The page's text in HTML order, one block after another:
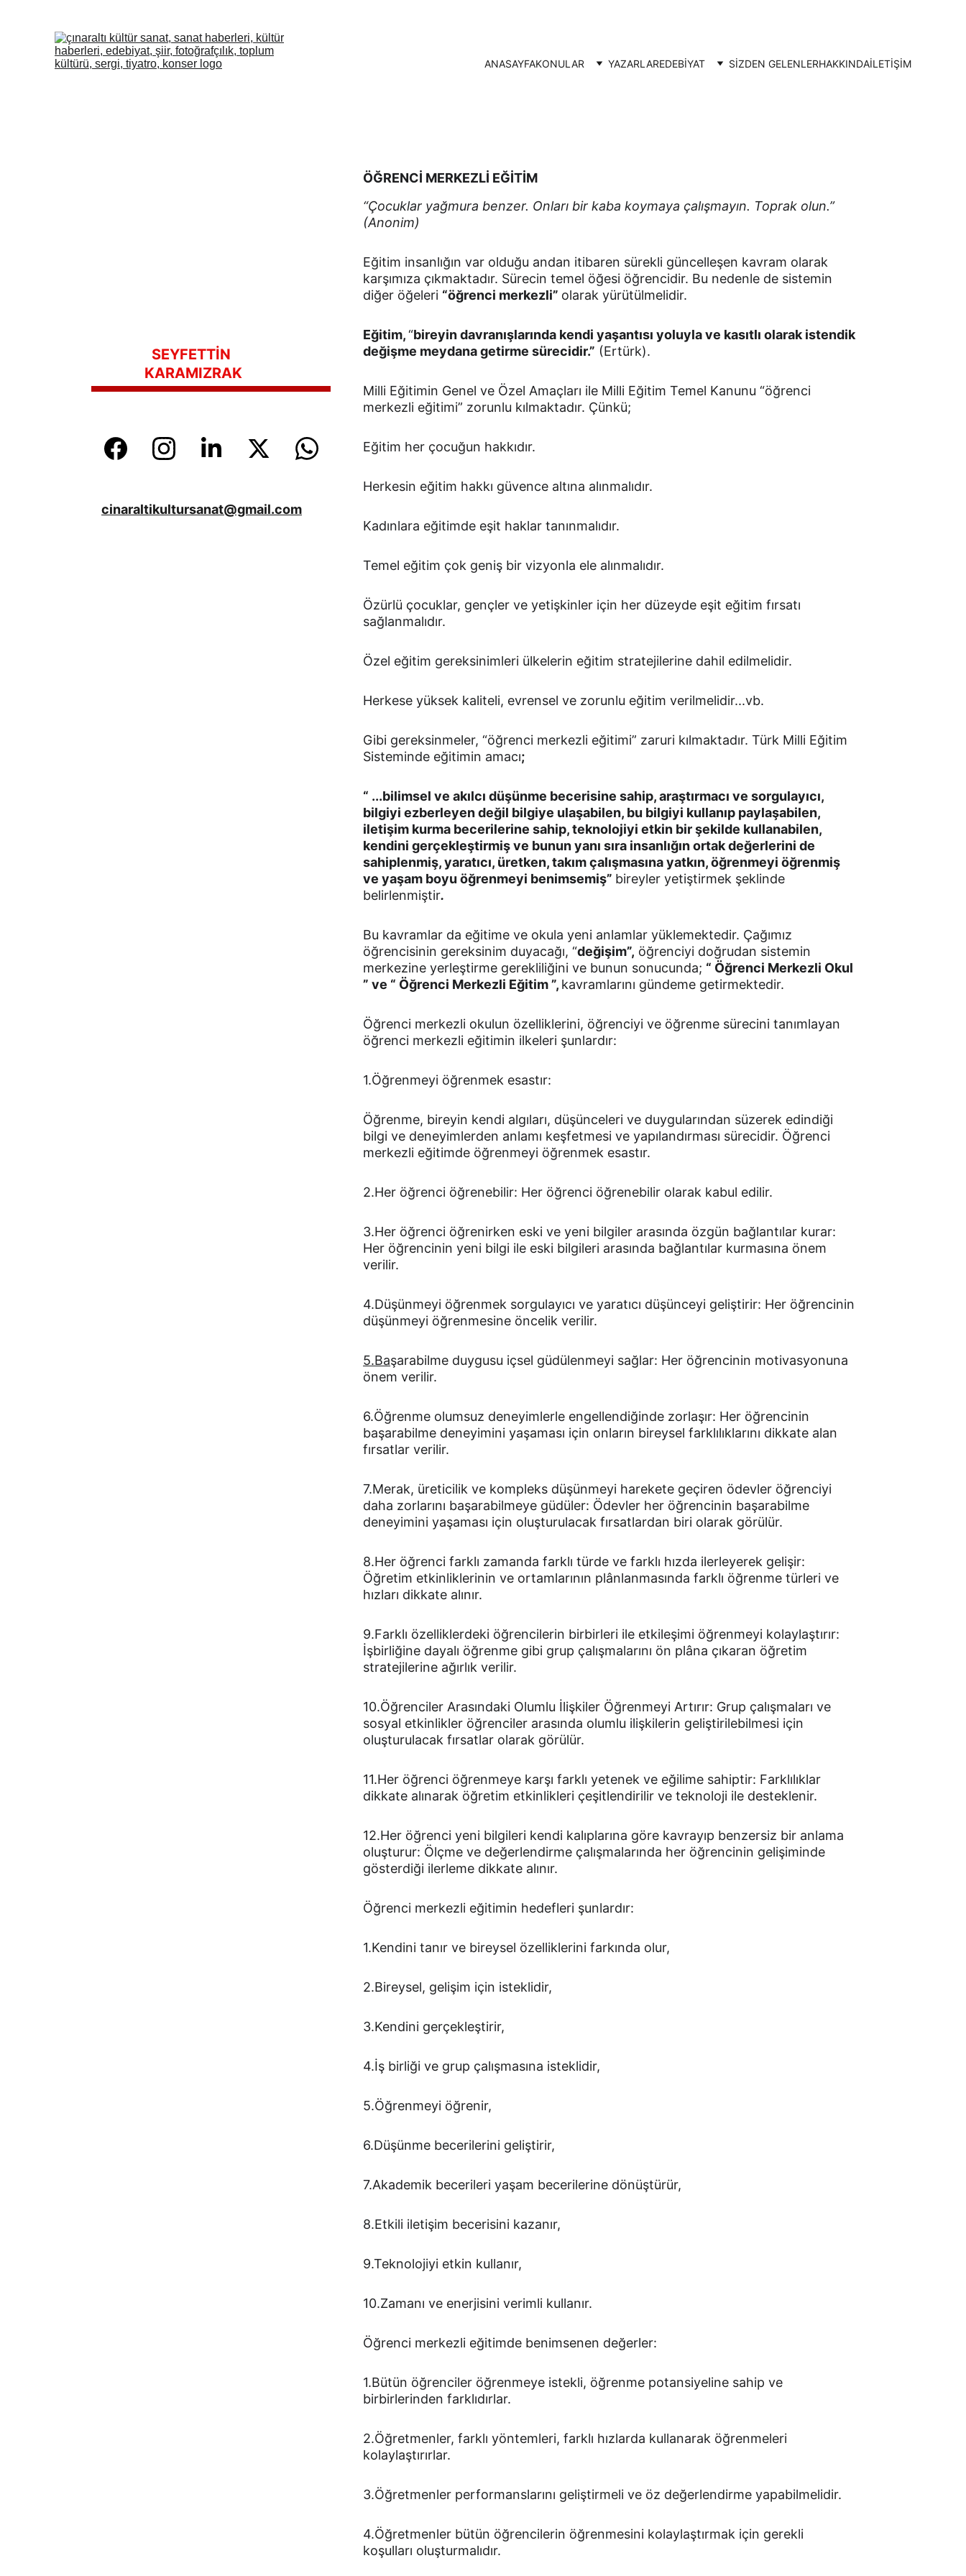
ANASAYFAKONULAR YAZARLAREDEBİYAT SİZDEN GELENLERHAKKINDAİLETIŞIM
ÖĞRENCİ MERKEZLİ EĞİTİM
“Çocuklar yağmura benzer. Onları bir kaba koymaya çalışmayın. Toprak olun.”
(Anonim)
Eğitim insanlığın var olduğu andan itibaren sürekli güncelleşen kavram olarak
karşımıza çıkmaktadır. Sürecin temel öğesi öğrencidir. Bu nedenle de sistemin
diğer öğeleri “öğrenci merkezli” olarak yürütülmelidir.
Eğitim, “bireyin davranışlarında kendi yaşantısı yoluyla ve kasıtlı olarak istendik
değişme meydana getirme sürecidir.” (Ertürk).
Milli Eğitimin Genel ve Özel Amaçları ile Milli Eğitim Temel Kanunu “öğrenci
merkezli eğitimi” zorunlu kılmaktadır. Çünkü;
Eğitim her çocuğun hakkıdır.
Herkesin eğitim hakkı güvence altına alınmalıdır.
Kadınlara eğitimde eşit haklar tanınmalıdır.
Temel eğitim çok geniş bir vizyonla ele alınmalıdır.
Özürlü çocuklar, gençler ve yetişkinler için her düzeyde eşit eğitim fırsatı
sağlanmalıdır.
Özel eğitim gereksinimleri ülkelerin eğitim stratejilerine dahil edilmelidir.
Herkese yüksek kaliteli, evrensel ve zorunlu eğitim verilmelidir...vb.
Gibi gereksinmeler, “öğrenci merkezli eğitimi” zaruri kılmaktadır. Türk Milli Eğitim
Sisteminde eğitimin amacı;
“ ...bilimsel ve akılcı düşünme becerisine sahip, araştırmacı ve sorgulayıcı,
bilgiyi ezberleyen değil bilgiye ulaşabilen, bu bilgiyi kullanıp paylaşabilen,
iletişim kurma becerilerine sahip, teknolojiyi etkin bir şekilde kullanabilen,
kendini gerçekleştirmiş ve bunun yanı sıra insanlığın ortak değerlerini de
sahiplenmiş, yaratıcı, üretken, takım çalışmasına yatkın, öğrenmeyi öğrenmiş
ve yaşam boyu öğrenmeyi benimsemiş” bireyler yetiştirmek şeklinde
belirlenmiştir.
Bu kavramlar da eğitime ve okula yeni anlamlar yüklemektedir. Çağımız
öğrencisinin gereksinim duyacağı, “değişim”, öğrenciyi doğrudan sistemin
merkezine yerleştirme gerekliliğini ve bunun sonucunda; “ Öğrenci Merkezli Okul
” ve “ Öğrenci Merkezli Eğitim ”, kavramlarını gündeme getirmektedir.
Öğrenci merkezli okulun özelliklerini, öğrenciyi ve öğrenme sürecini tanımlayan
öğrenci merkezli eğitimin ilkeleri şunlardır:
1.Öğrenmeyi öğrenmek esastır:
Öğrenme, bireyin kendi algıları, düşünceleri ve duygularından süzerek edindiği
bilgi ve deneyimlerden anlamı keşfetmesi ve yapılandırması sürecidir. Öğrenci
merkezli eğitimde öğrenmeyi öğrenmek esastır.
2.Her öğrenci öğrenebilir: Her öğrenci öğrenebilir olarak kabul edilir.
3.Her öğrenci öğrenirken eski ve yeni bilgiler arasında özgün bağlantılar kurar:
Her öğrencinin yeni bilgi ile eski bilgileri arasında bağlantılar kurmasına önem
verilir.
4.Düşünmeyi öğrenmek sorgulayıcı ve yaratıcı düşünceyi geliştirir: Her öğrencinin
düşünmeyi öğrenmesine öncelik verilir.
5.Başarabilme duygusu içsel güdülenmeyi sağlar: Her öğrencinin motivasyonuna
önem verilir.
6.Öğrenme olumsuz deneyimlerle engellendiğinde zorlaşır: Her öğrencinin
başarabilme deneyimini yaşaması için onların bireysel farklılıklarını dikkate alan
fırsatlar verilir.
7.Merak, üreticilik ve kompleks düşünmeyi harekete geçiren ödevler öğrenciyi
daha zorlarını başarabilmeye güdüler: Ödevler her öğrencinin başarabilme
deneyimini yaşaması için oluşturulacak fırsatlardan biri olarak görülür.
8.Her öğrenci farklı zamanda farklı türde ve farklı hızda ilerleyerek gelişir:
Öğretim etkinliklerinin ve ortamlarının plânlanmasında farklı öğrenme türleri ve
hızları dikkate alınır.
9.Farklı özelliklerdeki öğrencilerin birbirleri ile etkileşimi öğrenmeyi kolaylaştırır:
İşbirliğine dayalı öğrenme gibi grup çalışmalarını ön plâna çıkaran öğretim
stratejilerine ağırlık verilir.
10.Öğrenciler Arasındaki Olumlu İlişkiler Öğrenmeyi Artırır: Grup çalışmaları ve
sosyal etkinlikler öğrenciler arasında olumlu ilişkilerin geliştirilebilmesi için
oluşturulacak fırsatlar olarak görülür.
11.Her öğrenci öğrenmeye karşı farklı yetenek ve eğilime sahiptir: Farklılıklar
dikkate alınarak öğretim etkinlikleri çeşitlendirilir ve teknoloji ile desteklenir.
12.Her öğrenci yeni bilgileri kendi kalıplarına göre kavrayıp benzersiz bir anlama
oluşturur: Ölçme ve değerlendirme çalışmalarında her öğrencinin gelişiminde
gösterdiği ilerleme dikkate alınır.
Öğrenci merkezli eğitimin hedefleri şunlardır:
1.Kendini tanır ve bireysel özelliklerini farkında olur,
2.Bireysel, gelişim için isteklidir,
3.Kendini gerçekleştirir,
4.İş birliği ve grup çalışmasına isteklidir,
5.Öğrenmeyi öğrenir,
6.Düşünme becerilerini geliştirir,
7.Akademik becerileri yaşam becerilerine dönüştürür,
8.Etkili iletişim becerisini kazanır,
9.Teknolojiyi etkin kullanır,
10.Zamanı ve enerjisini verimli kullanır.
Öğrenci merkezli eğitimde benimsenen değerler:
1.Bütün öğrenciler öğrenmeye istekli, öğrenme potansiyeline sahip ve
birbirlerinden farklıdırlar.
2.Öğretmenler, farklı yöntemleri, farklı hızlarda kullanarak öğrenmeleri
kolaylaştırırlar.
3.Öğretmenler performanslarını geliştirmeli ve öz değerlendirme yapabilmelidir.
4.Öğretmenler bütün öğrencilerin öğrenmesini kolaylaştırmak için gerekli
koşulları oluşturmalıdır.
SEYFETTİN
KARAMIZRAK
cinaraltikultursanat@gmail.com